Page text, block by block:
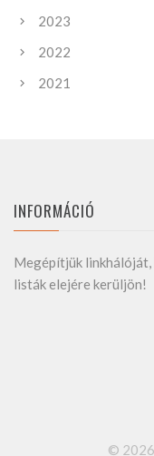
2023
2022
2021
INFORMÁCIÓ
Megépítjük linkhálóját,
listák elejére kerüljön!
© 2026